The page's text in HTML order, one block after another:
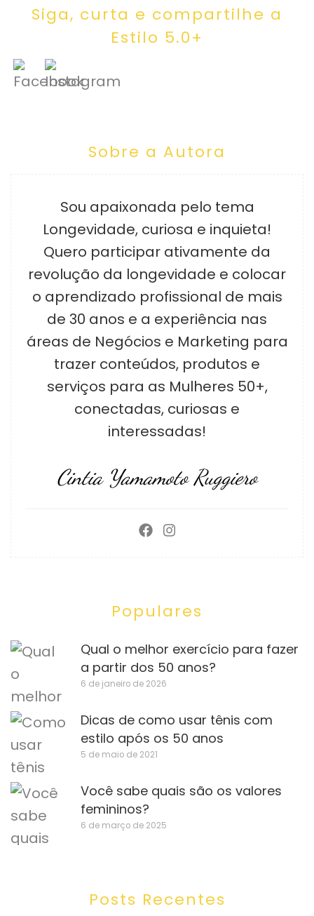
Siga, curta e compartilhe a
Estilo 5.0+
Sobre a Autora
Sou apaixonada pelo tema
Longevidade, curiosa e inquieta!
Quero participar ativamente da
revolução da longevidade e colocar
o aprendizado profissional de mais
de 30 anos e a experiência nas
áreas de Negócios e Marketing para
trazer conteúdos, produtos e
serviços para as Mulheres 50+,
conectadas, curiosas e
interessadas!
Cintia Yamamoto Ruggiero
Populares
Qual o melhor exercício para fazer
a partir dos 50 anos?
6 de janeiro de 2026
Dicas de como usar tênis com
estilo após os 50 anos
5 de maio de 2021
Você sabe quais são os valores
femininos?
6 de março de 2025
Posts Recentes